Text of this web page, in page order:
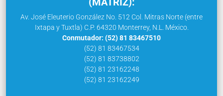
Av. José Eleuterio González No. 512 Col. Mitras Norte (entre
Ixtapa y Tuxtla) C.P. 64320 Monterrey, N.L. México.
Conmutador: (52) 81 83467510
(52) 81 83467534
(52) 81 83738802
(52) 81 23162248
(52) 81 23162249